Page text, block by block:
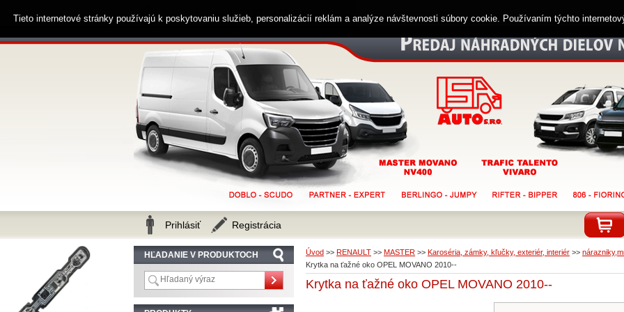
Úvod >> RENAULT >> MASTER >> Karoséria, zámky, kľučky, exteriér, interiér >>
Krytka na ťažné oko OPEL MOVANO 2010--
Krytka na ťažné oko OPEL MOVANO 2010--
HĽADANIE V PRODUKTOCH
Zákaznícka linka 0914 238 482
Prihlásiť Registrácia
Tieto internetové stránky používajú k poskytovaniu služieb, personalizácií reklám a analýze návštevnosti súbory cookie. Používaním týchto